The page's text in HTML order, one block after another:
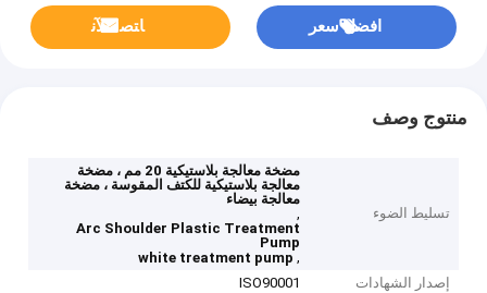
افضل سعر ﺎﺘﺼﻟ ﺍﻶﻧ
منتوج وصف
تسليط الضوء
مضخة معالجة بلاستيكية 20 مم ، مضخة
معالجة بلاستيكية للكتف المقوسة ، مضخة
معالجة بيضاء
,
Arc Shoulder Plastic Treatment
Pump
,
white treatment pump
إصدار الشهادات
ISO90001